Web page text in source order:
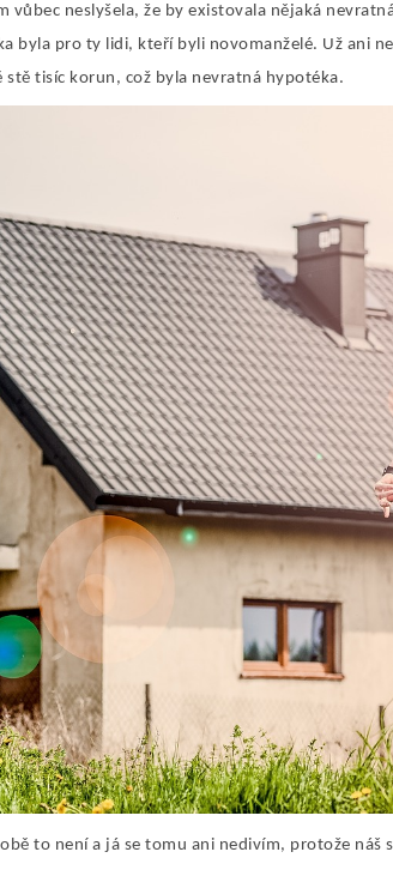
vůbec neslyšela, že by existovala nějaká
byla pro ty lidi, kteří byli novomanželé. Už ani
stě tisíc korun, což byla nevratná hypotéka.
to není a já se tomu ani nedivím, protože náš